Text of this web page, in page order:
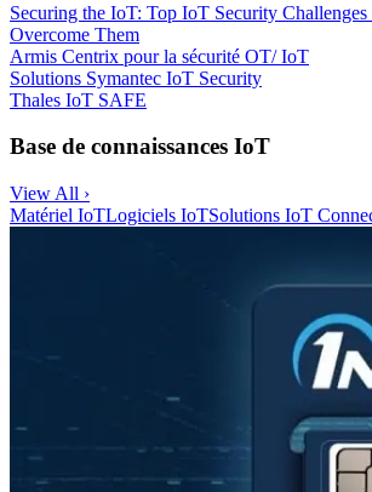
Securing the IoT: Top IoT Security
Overcome Them
Armis Centrix pour la sécurité OT/ IoT
Solutions Symantec IoT Security
Thales IoT SAFE
Base de connaissances IoT
View All ›
Matériel IoTLogiciels IoTSolutions IoT